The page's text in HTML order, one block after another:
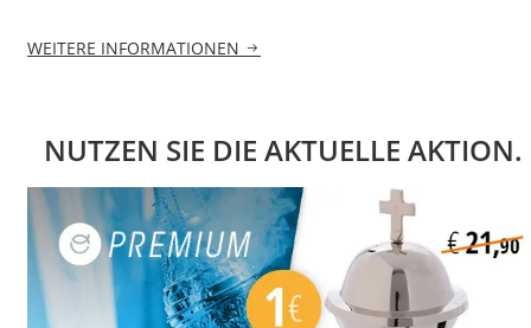
WEITERE INFORMATIONEN
NUTZEN SIE DIE AKTUELLE AKTION.